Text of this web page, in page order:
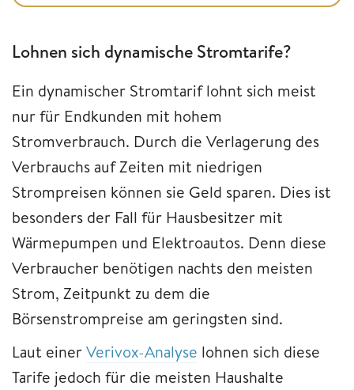
Lohnen sich dynamische Stromtarife?
Ein dynamischer Stromtarif lohnt sich meist
nur für Endkunden mit hohem
Stromverbrauch. Durch die Verlagerung des
Verbrauchs auf Zeiten mit niedrigen
Strompreisen können sie Geld sparen. Dies ist
besonders der Fall für Hausbesitzer mit
Wärmepumpen und Elektroautos. Denn diese
Verbraucher benötigen nachts den meisten
Strom, Zeitpunkt zu dem die
Börsenstrompreise am geringsten sind.
Laut einerVerivox-Analyse lohnen sich diese
Tarife jedoch für die meisten Haushalte